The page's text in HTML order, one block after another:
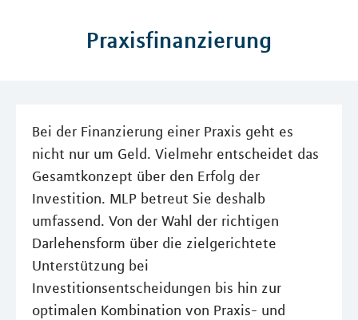
Praxisfinanzierung
Bei der Finanzierung einer Praxis geht es
nicht nur um Geld. Vielmehr entscheidet das
Gesamtkonzept über den Erfolg der
Investition. MLP betreut Sie deshalb
umfassend. Von der Wahl der richtigen
Darlehensform über die zielgerichtete
Unterstützung bei
Investitionsentscheidungen bis hin zur
optimalen Kombination von Praxis- und